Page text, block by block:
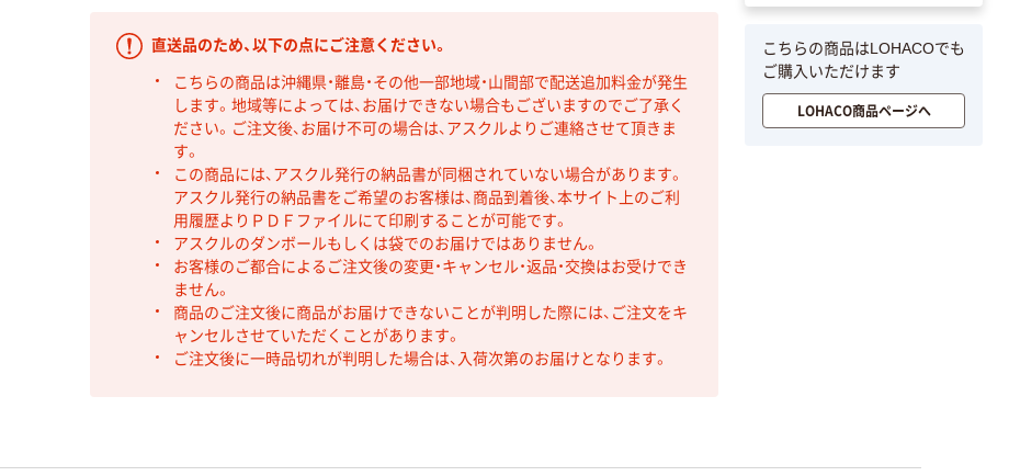
直送品のため、以下の点にご注意ください。
こちらの商品は沖縄県・離島・その他一部地域・山間部で配送追加料金が発生
します。地域等によっては、お届けできない場合もございますのでご了承く
ださい。ご注文後、お届け不可の場合は、アスクルよりご連絡させて頂きま
す。
この商品には、アスクル発行の納品書が同梱されていない場合があります。
アスクル発行の納品書をご希望のお客様は、商品到着後、本サイト上のご利
用履歴よりＰＤＦファイルにて印刷することが可能です。
アスクルのダンボールもしくは袋でのお届けではありません。
お客様のご都合によるご注文後の変更・キャンセル・返品・交換はお受けでき
ません。
商品のご注文後に商品がお届けできないことが判明した際には、ご注文をキ
ャンセルさせていただくことがあります。
ご注文後に一時品切れが判明した場合は、入荷次第のお届けとなります。
こちらの商品はLOHACOでも
ご購入いただけます
LOHACO商品ページへ